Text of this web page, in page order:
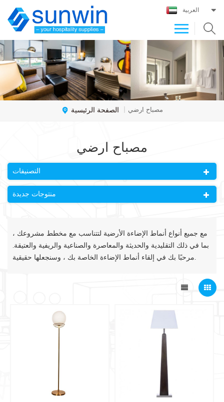
العربية
الصفحة الرئيسية | مصباح ارضي
مصباح ارضي
التصنيفات
منتوجات جديدة
مع جميع أنواع أنماط الإضاءة الأرضية لتتناسب مع مخطط مشروعك ،
بما في ذلك التقليدية والحديثة والمعاصرة والصناعية والريفية والعتيقة.
مرحبًا بك في إلقاء أنماط الإضاءة الخاصة بك ، وسنجعلها حقيقية.